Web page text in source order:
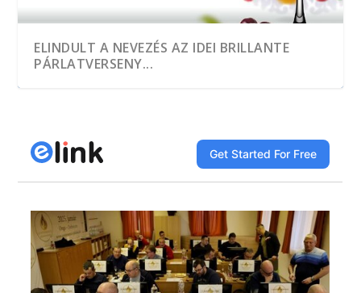
ELINDULT A NEVEZÉS AZ IDEI BRILLANTE
PÁRLATVERSENY...